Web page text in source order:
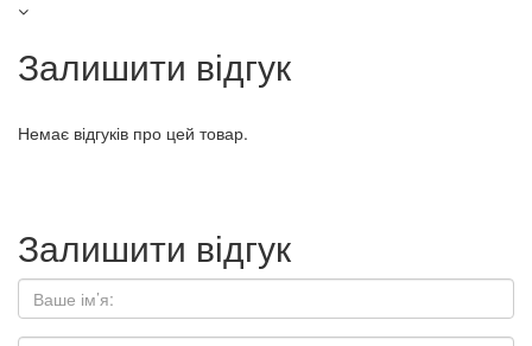
Залишити відгук
Немає відгуків про цей товар.
Залишити відгук